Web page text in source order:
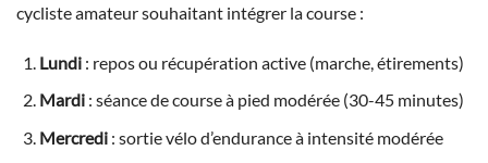
cycliste amateur souhaitant intégrer la course :
Lundi: repos ou récupération active (marche, étirements)
Mardi: séance de course à pied modérée (30-45 minutes)
Mercredi: sortie vélo d’endurance à intensité modérée